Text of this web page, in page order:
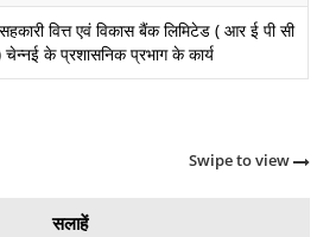
सहकारी वित्त एवं विकास बैंक लिमिटेड ( आर ई पी सी
चेन्नई के प्रशासनिक प्रभाग के कार्य
Swipe to view
सलाहें